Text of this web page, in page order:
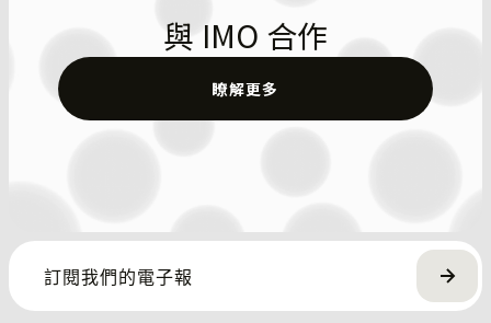
與 IMO 合作
瞭解更多